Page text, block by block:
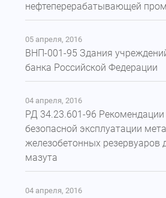
нефтеперерабатывающей
05 апреля, 2016
ВНП-001-95 Здания
банка Российской Федерации
04 апреля, 2016
РД 34.23.601-96
безопасной эксплуатации
железобетонных резервуаров
мазута
04 апреля, 2016